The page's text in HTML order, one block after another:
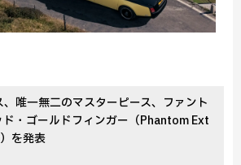
、唯一無二のマスターピース、ファント
ド・ゴールドフィンガー（Phantom Ext
を発表